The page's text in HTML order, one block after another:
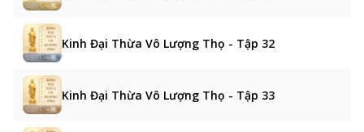
Kinh Đại Thừa Vô Lượng Thọ - Tập 32
Kinh Đại Thừa Vô Lượng Thọ - Tập 33